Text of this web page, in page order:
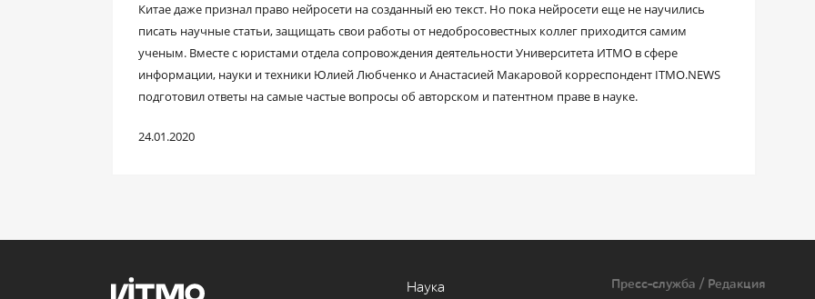
Китае даже признал право нейросети на созданный ею текст. Но пока нейросети еще не научились
писать научные статьи, защищать свои работы от недобросовестных коллег приходится самим
ученым. Вместе с юристами отдела сопровождения деятельности Университета ИТМО в сфере
информации, науки и техники Юлией Любченко и Анастасией Макаровой корреспондент ITMO.NEWS
подготовил ответы на самые частые вопросы об авторском и патентном праве в науке.
24.01.2020
Наука Пресс-служба / Редакция